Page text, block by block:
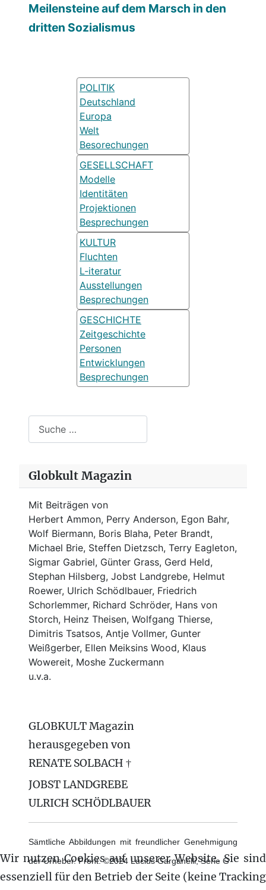
Meilensteine auf dem Marsch in den
dritten Sozialismus
POLITIK
Deutschland
Europa
Welt
Besorechungen
GESELLSCHAFT
Modelle
Identitäten
Projektionen
Besprechungen
KULTUR
Fluchten
L-iteratur
Ausstellungen
Besprechungen
GESCHICHTE
Zeitgeschichte
Personen
Entwicklungen
Besprechungen
Globkult Magazin
Mit Beiträgen von
Herbert Ammon, Perry Anderson, Egon Bahr,
Wolf Biermann, Boris Blaha, Peter Brandt,
Michael Brie, Steffen Dietzsch, Terry Eagleton,
Sigmar Gabriel, Günter Grass, Gerd Held,
Stephan Hilsberg, Jobst Landgrebe, Helmut
Roewer, Ulrich Schödlbauer, Friedrich
Schorlemmer, Richard Schröder, Hans von
Storch, Heinz Theisen, Wolfgang Thierse,
Dimitris Tsatsos, Antje Vollmer, Gunter
Weißgerber, Ellen Meiksins Wood, Klaus
Wowereit, Moshe Zuckermann
u.v.a.
GLOBKULT Magazin
herausgegeben von
RENATE SOLBACH †
JOBST LANDGREBE
ULRICH SCHÖDLBAUER
Sämtliche Abbildungen mit freundlicher Genehmigung
der Urheber. Front: ©2024 Lucius Garganelli, Serie G
Wir nutzen Cookies auf unserer Website. Sie sind
essenziell für den Betrieb der Seite (keine Tracking